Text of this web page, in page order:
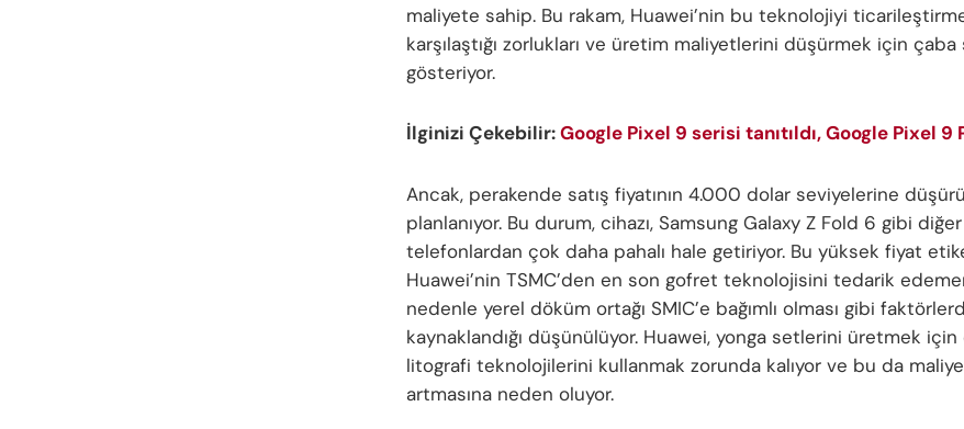
maliyete sahip. Bu rakam, Huawei’nin bu teknolojiyi
karşılaştığı zorlukları ve üretim maliyetlerini düşürmek için
gösteriyor.
İlginizi Çekebilir:Google Pixel 9 serisi tanıtıldı, Google Pixel 9
Ancak, perakende satış fiyatının 4.000 dolar seviyelerine
planlanıyor. Bu durum, cihazı, Samsung Galaxy Z Fold 6 gibi
telefonlardan çok daha pahalı hale getiriyor. Bu yüksek fiyat
Huawei’nin TSMC’den en son gofret teknolojisini tedarik
nedenle yerel döküm ortağı SMIC’e bağımlı olması gibi
kaynaklandığı düşünülüyor. Huawei, yonga setlerini üretmek
litografi teknolojilerini kullanmak zorunda kalıyor ve bu da
artmasına neden oluyor.